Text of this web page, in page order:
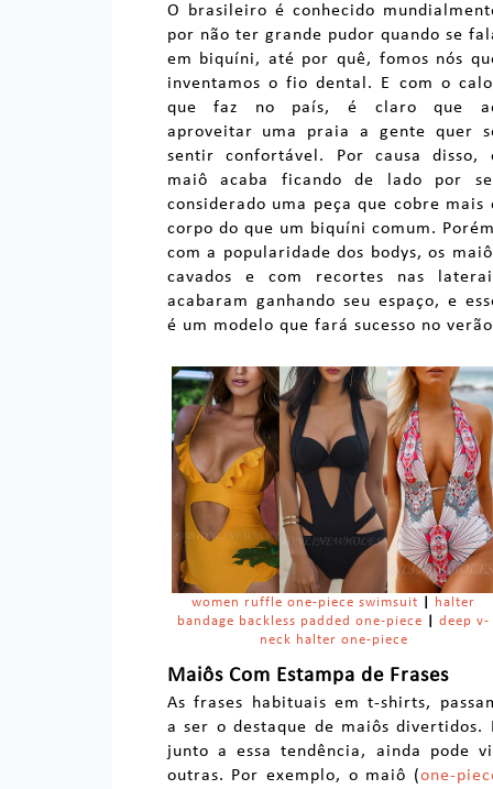
O brasileiro é conhecido
por não ter grande pudor quando se
em biquíni, até por quê, fomos nós
inventamos o fio dental. E com o
que faz no país, é claro que
aproveitar uma praia a gente quer
sentir confortável. Por causa disso,
maiô acaba ficando de lado por
considerado uma peça que cobre mais
corpo do que um biquíni comum.
com a popularidade dos bodys, os
cavados e com recortes nas
acabaram ganhando seu espaço, e
é um modelo que fará sucesso no
women ruffle one-piece swimsuit
halter
bandage backless padded one-piece |deep v-
neck halter one-piece
Maiôs Com Estampa de Frases
As frases habituais em t-shirts,
a ser o destaque de maiôs divertidos.
junto a essa tendência, ainda pode
outras. Por exemplo, o maiô (one-